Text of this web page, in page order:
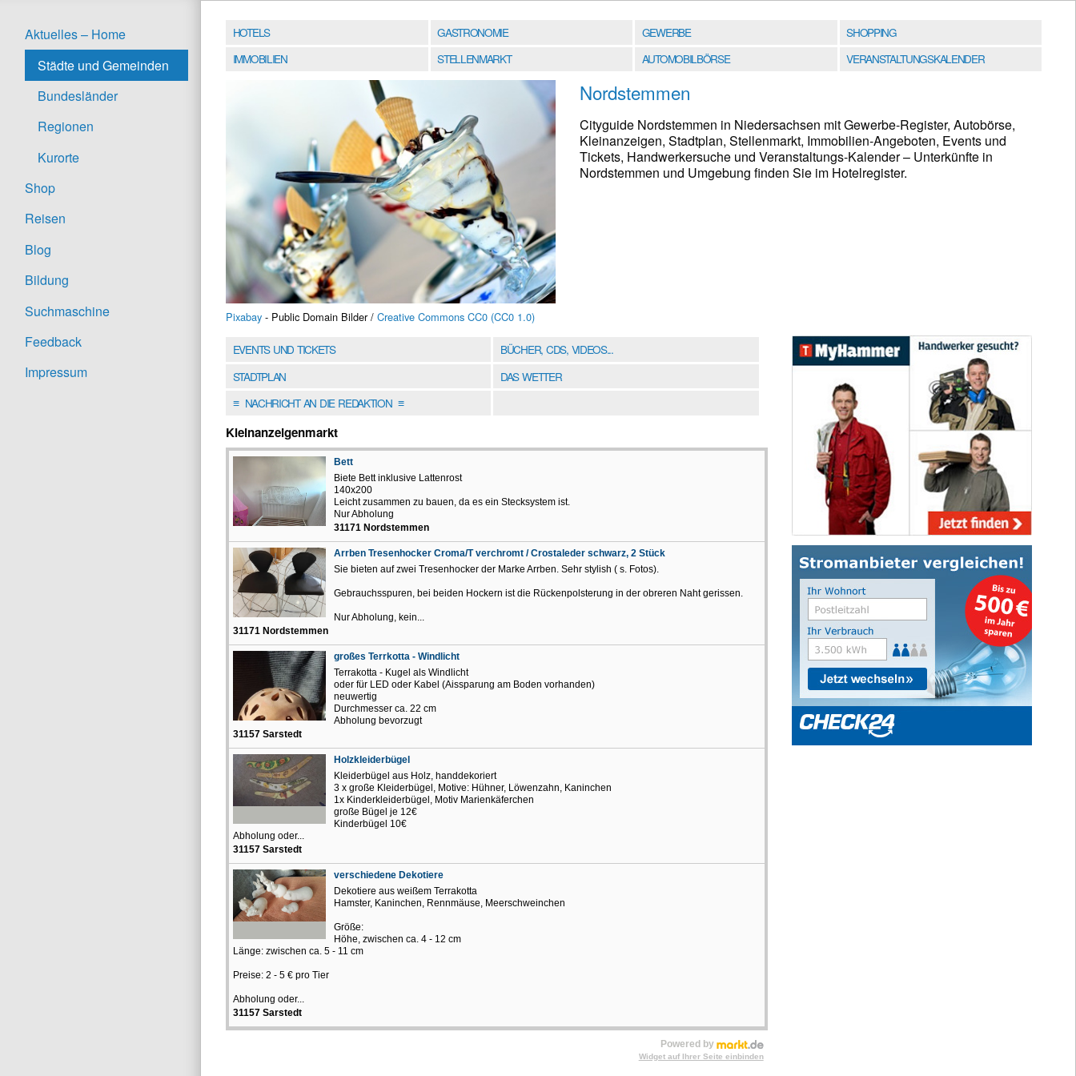
Aktuelles – Home
Städte und Gemeinden
Bundesländer
Regionen
Kurorte
Shop
Reisen
Blog
Bildung
Suchmaschine
Feedback
Impressum
HOTELS GASTRONOMIE GEWERBE
SHOPPING
IMMOBILIEN
STELLENMARKT AUTOMOBILBÖRSE VERANSTALTUNGSKALENDER
Pixabay - Public Domain Bilder / Creative Commons CC0 (CC0 1.0)
Nordstemmen
Cityguide Nordstemmen in Niedersachsen mit Gewerbe-Register, Autobörse,
Kleinanzeigen, Stadtplan, Stellenmarkt, Immobilien-Angeboten, Events und
Tickets, Handwerkersuche und Veranstaltungs-Kalender – Unterkünfte in
Nordstemmen und Umgebung finden Sie im Hotelregister.
EVENTS UND TICKETS
BÜCHER, CDS, VIDEOS...
STADTPLAN
DAS WETTER
≡NACHRICHT AN DIE REDAKTION≡
Kleinanzeigenmarkt
Bett
Biete Bett inklusive Lattenrost
140x200
Leicht zusammen zu bauen, da es ein Stecksystem ist.
Nur Abholung
31171 Nordstemmen
Arrben Tresenhocker Croma/T verchromt / Crostaleder schwarz, 2 Stück
Sie bieten auf zwei Tresenhocker der Marke Arrben. Sehr stylish ( s. Fotos).
Gebrauchsspuren, bei beiden Hockern ist die Rückenpolsterung in der obreren Naht gerissen.
Nur Abholung, kein...
31171 Nordstemmen
großes Terrkotta - Windlicht
Terrakotta - Kugel als Windlicht
oder für LED oder Kabel (Aissparung am Boden vorhanden)
neuwertig
Durchmesser ca. 22 cm
Abholung bevorzugt
31157 Sarstedt
Holzkleiderbügel
Kleiderbügel aus Holz, handdekoriert
3 x große Kleiderbügel, Motive: Hühner, Löwenzahn, Kaninchen
1x Kinderkleiderbügel, Motiv Marienkäferchen
große Bügel je 12€
Kinderbügel 10€
Abholung oder...
31157 Sarstedt
verschiedene Dekotiere
Dekotiere aus weißem Terrakotta
Hamster, Kaninchen, Rennmäuse, Meerschweinchen
Größe:
Höhe, zwischen ca. 4 - 12 cm
Länge: zwischen ca. 5 - 11 cm
Preise: 2 - 5 € pro Tier
Abholung oder...
31157 Sarstedt
Powered by
Widget auf Ihrer Seite einbinden